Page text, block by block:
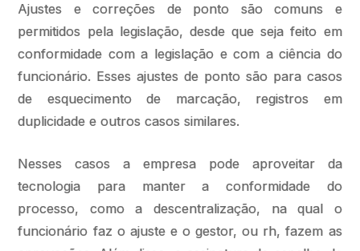
Ajustes e correções de ponto são comuns e
permitidos pela legislação, desde que seja feito em
conformidade com a legislação e com a ciência do
funcionário. Esses ajustes de ponto são para casos
de esquecimento de marcação, registros em
duplicidade e outros casos similares.
Nesses casos a empresa pode aproveitar da
tecnologia para manter a conformidade do
processo, como a descentralização, na qual o
funcionário faz o ajuste e o gestor, ou rh, fazem as